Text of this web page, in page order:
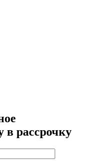
в рассрочку